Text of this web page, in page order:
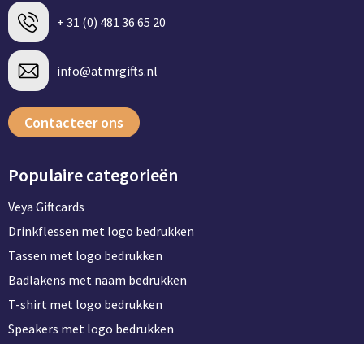
+ 31 (0) 481 36 65 20
info@atmrgifts.nl
Contacteer ons
Populaire categorieën
Veya Giftcards
Drinkflessen met logo bedrukken
Tassen met logo bedrukken
Badlakens met naam bedrukken
T-shirt met logo bedrukken
Speakers met logo bedrukken